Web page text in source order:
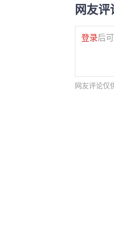
网友评
登录后
网友评论仅